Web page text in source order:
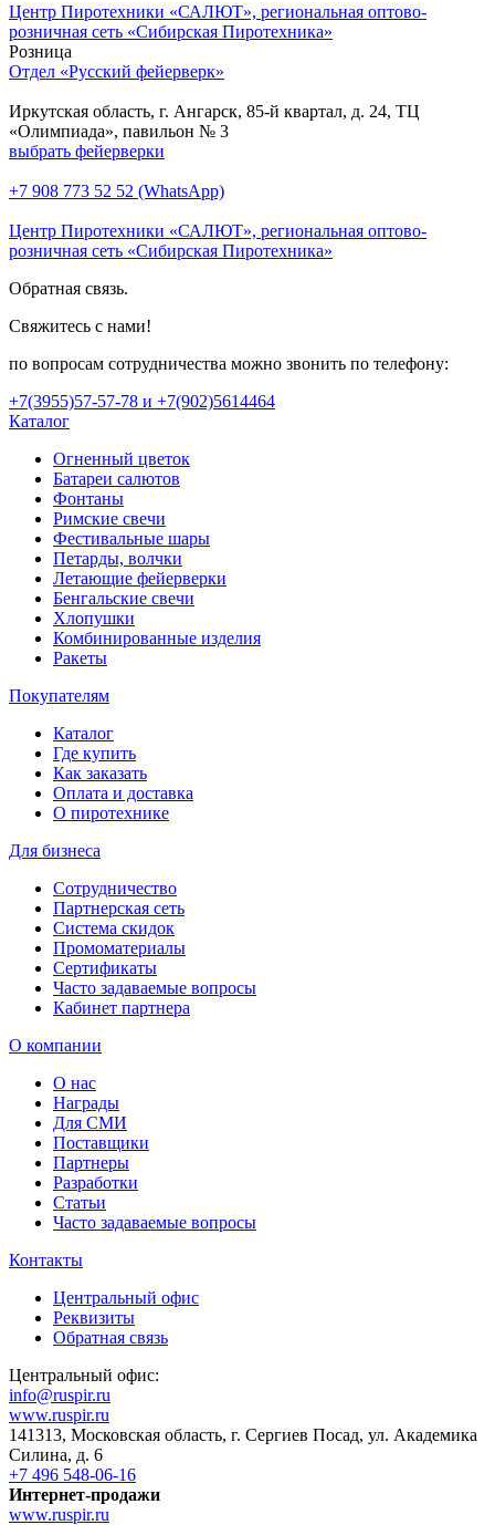
Центр Пиротехники «САЛЮТ», региональная оптово-
розничная сеть «Сибирская Пиротехника»
Розница
Отдел «Русский фейерверк»
Иркутская область, г. Ангарск, 85-й квартал, д. 24, ТЦ
«Олимпиада», павильон № 3
выбрать фейерверки
+7 908 773 52 52 (WhatsApp)
Центр Пиротехники «САЛЮТ», региональная оптово-
розничная сеть «Сибирская Пиротехника»
Обратная связь.
Свяжитесь с нами!
по вопросам сотрудничества можно звонить по телефону:
+7(3955)57-57-78 и +7(902)5614464
Каталог
Огненный цветок
Батареи салютов
Фонтаны
Римские свечи
Фестивальные шары
Петарды, волчки
Летающие фейерверки
Бенгальские свечи
Хлопушки
Комбинированные изделия
Ракеты
Покупателям
Каталог
Где купить
Как заказать
Оплата и доставка
О пиротехнике
Для бизнеса
Сотрудничество
Партнерская сеть
Система скидок
Промоматериалы
Сертификаты
Часто задаваемые вопросы
Кабинет партнера
О компании
О нас
Награды
Для СМИ
Поставщики
Партнеры
Разработки
Статьи
Часто задаваемые вопросы
Контакты
Центральный офис
Реквизиты
Обратная связь
Центральный офис:
info@ruspir.ru
www.ruspir.ru
141313, Московская область, г. Сергиев Посад, ул. Академика
Силина, д. 6
+7 496 548-06-16
Интернет-продажи
www.ruspir.ru